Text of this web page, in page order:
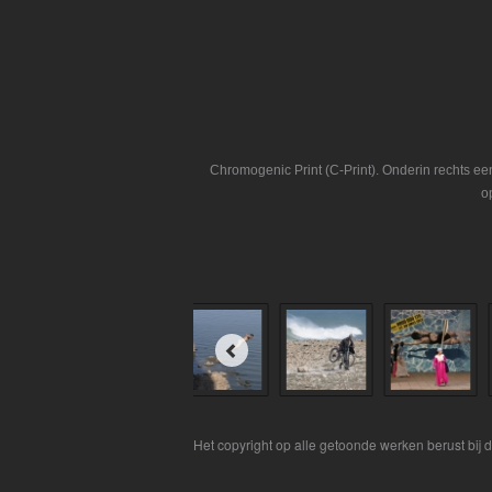
Chromogenic Print (C-Print). Onderin rechts
Het copyright op alle getoonde werken berust bij